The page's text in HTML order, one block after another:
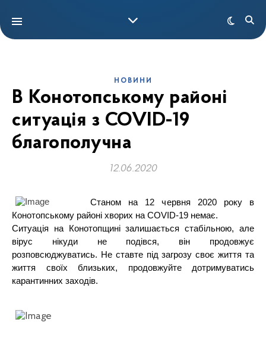
НОВИНИ
В Конотопському районі
ситуація з COVID-19
благополучна
12.06.2020
Станом на 12 червня 2020 року в
Конотопському районі хворих на COVID-19 немає.
Ситуація на Конотопщині залишається стабільною, але
вірус нікуди не подівся, він продовжує
розповсюджуватись. Не ставте під загрозу своє життя та
життя своїх близьких, продовжуйте дотримуватись
карантинних заходів.